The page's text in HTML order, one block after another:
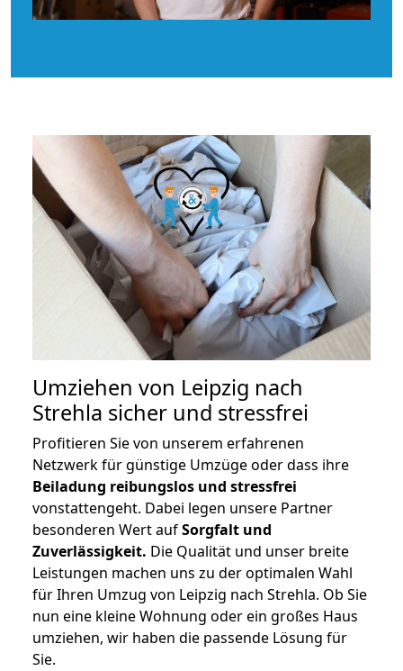
Umziehen von Leipzig nach
Strehla sicher und stressfrei
Profitieren Sie von unserem erfahrenen
Netzwerk für günstige Umzüge oder dass ihre
Beiladung reibungslos und stressfrei
vonstattengeht. Dabei legen unsere Partner
besonderen Wert aufSorgfalt und
Zuverlässigkeit. Die Qualität und unser breite
Leistungen machen uns zu der optimalen Wahl
für Ihren Umzug von Leipzig nach Strehla. Ob Sie
nun eine kleine Wohnung oder ein großes Haus
umziehen, wir haben die passende Lösung für
Sie.